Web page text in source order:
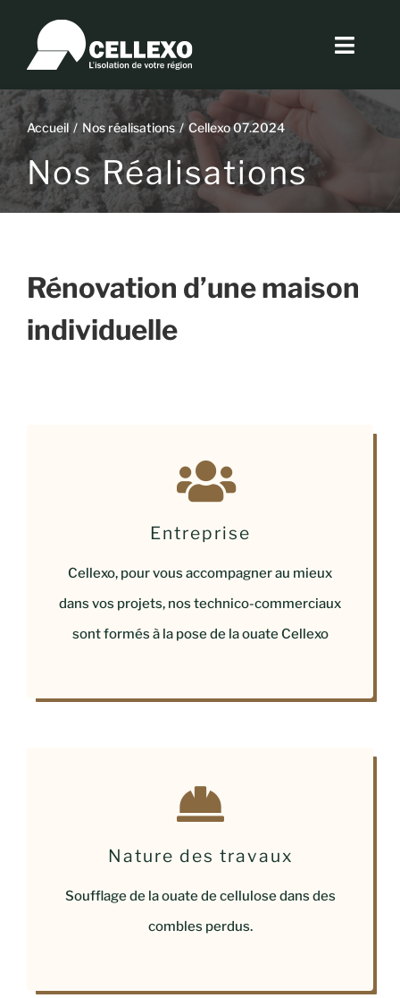
contenu
Histoire
Produit
Réalisations
Accueil Nos réalisations Cellexo 07.2024
Nos Réalisations
Rénovation d’une maison
individuelle
Entreprise
Cellexo, pour vous accompagner au mieux
dans vos projets, nos technico-commerciaux
sont formés à la pose de la ouate Cellexo​
Nature des travaux
Soufflage de la ouate de cellulose dans des
combles perdus.